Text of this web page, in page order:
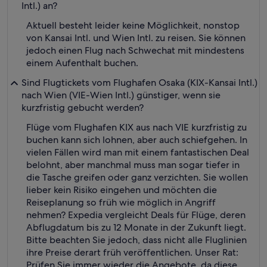
Intl.) an?
Aktuell besteht leider keine Möglichkeit, nonstop
von Kansai Intl. und Wien Intl. zu reisen. Sie können
jedoch einen Flug nach Schwechat mit mindestens
einem Aufenthalt buchen.
Sind Flugtickets vom Flughafen Osaka (KIX-Kansai Intl.)
nach Wien (VIE-Wien Intl.) günstiger, wenn sie
kurzfristig gebucht werden?
Flüge vom Flughafen KIX aus nach VIE kurzfristig zu
buchen kann sich lohnen, aber auch schiefgehen. In
vielen Fällen wird man mit einem fantastischen Deal
belohnt, aber manchmal muss man sogar tiefer in
die Tasche greifen oder ganz verzichten. Sie wollen
lieber kein Risiko eingehen und möchten die
Reiseplanung so früh wie möglich in Angriff
nehmen? Expedia vergleicht Deals für Flüge, deren
Abflugdatum bis zu 12 Monate in der Zukunft liegt.
Bitte beachten Sie jedoch, dass nicht alle Fluglinien
ihre Preise derart früh veröffentlichen. Unser Rat: